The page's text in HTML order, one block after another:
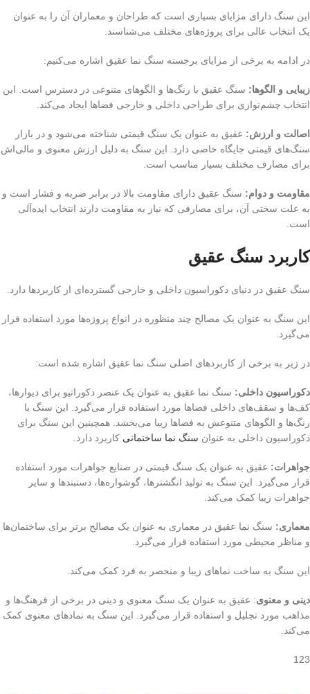
این سنگ دارای مزایای بسیاری است که طراحان و معماران آن را به عنوان
یک انتخاب عالی برای پروژه‌های مختلف می‌شناسند.
در ادامه به برخی از مزایای برجسته سنگ نما عقیق اشاره می‌کنیم:
زیبایی و الگوها: سنگ عقیق با رنگ‌ها و الگوهای متنوعی در دسترس است. این
انتخاب چشم‌نوازی برای طراحی داخلی و خارجی فضاها ایجاد می‌کند.
اصالت و ارزش: عقیق به عنوان یک سنگ قیمتی شناخته می‌شود و در بازار
سنگ‌های قیمتی جایگاه خاصی دارد. این سنگ به دلیل ارزش معنوی و مالی‌اش
برای مصارف مختلف بسیار مناسب است.
مقاومت و دوام: سنگ عقیق دارای مقاومت بالا در برابر ضربه و فشار است و
به علت سختی آن، برای مصارفی که نیاز به مقاومت دارند انتخاب ایده‌آلی
است.
کاربرد سنگ عقیق
سنگ عقیق در دنیای دکوراسیون داخلی و خارجی گسترده‌ای از کاربردها دارد.
این سنگ به عنوان یک مصالح چند منظوره در انواع پروژه‌ها مورد استفاده قرار
می‌گیرد.
در زیر به برخی از کاربردهای اصلی سنگ نما عقیق اشاره شده است:
دکوراسیون داخلی: سنگ نما عقیق به عنوان یک عنصر دکوراتیو برای دیوارها،
کف‌ها و سقف‌های داخلی فضاها مورد استفاده قرار می‌گیرد. این سنگ با
رنگ‌ها و الگوهای متنوعش به فضاها زیبا می‌بخشد. همچینین این سنگ برای
دکوراسیون داخلی به عنوان سنگ نما ساختمانی کاربرد دارد.
جواهرات: عقیق به عنوان یک سنگ قیمتی در صنایع جواهرات مورد استفاده
قرار می‌گیرد. این سنگ به تولید انگشترها، گوشواره‌ها، دستبندها و سایر
جواهرات زیبا کمک می‌کند.
معماری: سنگ نما عقیق در معماری به عنوان یک مصالح برتر برای ساختمان‌ها
و مناظر محیطی مورد استفاده قرار می‌گیرد.
این سنگ به ساخت نماهای زیبا و منحصر به فرد کمک می‌کند.
دینی و معنوی: عقیق به عنوان یک سنگ معنوی و دینی در برخی از فرهنگ‌ها و
مذاهب مورد تجلیل و استفاده قرار می‌گیرد. این سنگ به نمادهای معنوی کمک
می‌کند.
123